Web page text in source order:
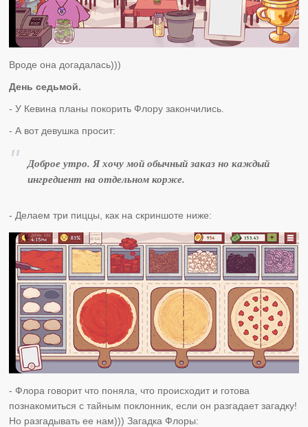
Вроде она догадалась)))
День седьмой.
- У Кевина планы покорить Флору закончились.
- А вот девушка просит:
Доброе утро. Я хочу мой обычный заказ но каждый
ингредиент на отдельном корже.
- Делаем три пиццы, как на скриншоте ниже:
- Флора говорит что поняла, что происходит и готова
познакомиться с тайным поклонник, если он разгадает загадку!
Но разгадывать ее нам))) Загадка Флоры: